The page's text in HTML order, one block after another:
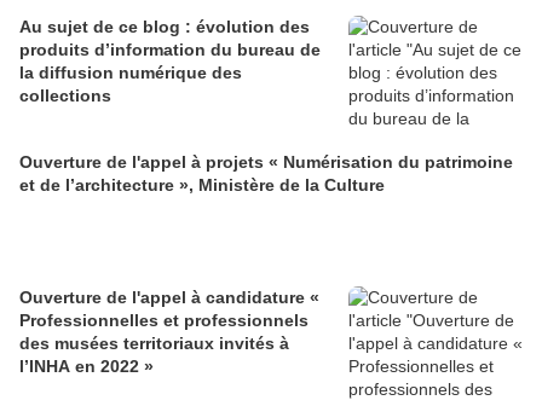
Au sujet de ce blog : évolution des
produits d’information du bureau de
la diffusion numérique des
collections
Ouverture de l'appel à projets « Numérisation du patrimoine
et de l’architecture », Ministère de la Culture
Ouverture de l'appel à candidature «
Professionnelles et professionnels
des musées territoriaux invités à
l’INHA en 2022 »